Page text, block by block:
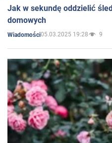
Jak w sekundę oddzielić
domowych
Wiadomości05.03.2025 19:28 9